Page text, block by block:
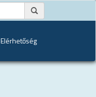
Elérhetőség